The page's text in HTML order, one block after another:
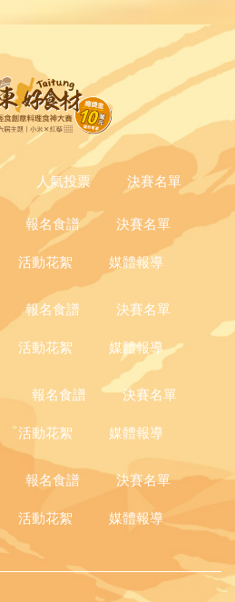
人氣投票 決賽名單
報名食譜 決賽名單
活動花絮 媒體報導
報名食譜 決賽名單
活動花絮 媒體報導
報名食譜 決賽名單
活動花絮 媒體報導
報名食譜 決賽名單
活動花絮 媒體報導